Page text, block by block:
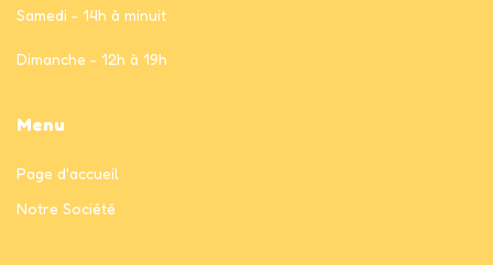
Samedi - 14h à minuit
Dimanche - 12h à 19h
Menu
Page d'accueil
Notre Société